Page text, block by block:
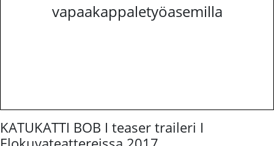
vapaakappaletyöasemilla
KATUKATTI BOB I teaser traileri I